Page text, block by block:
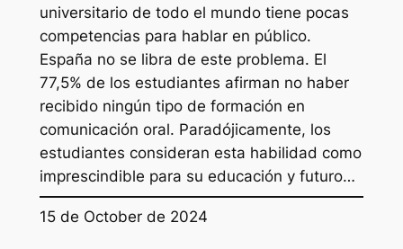
universitario de todo el mundo tiene pocas
competencias para hablar en público.
España no se libra de este problema. El
77,5% de los estudiantes afirman no haber
recibido ningún tipo de formación en
comunicación oral. Paradójicamente, los
estudiantes consideran esta habilidad como
imprescindible para su educación y futuro…
15 de October de 2024